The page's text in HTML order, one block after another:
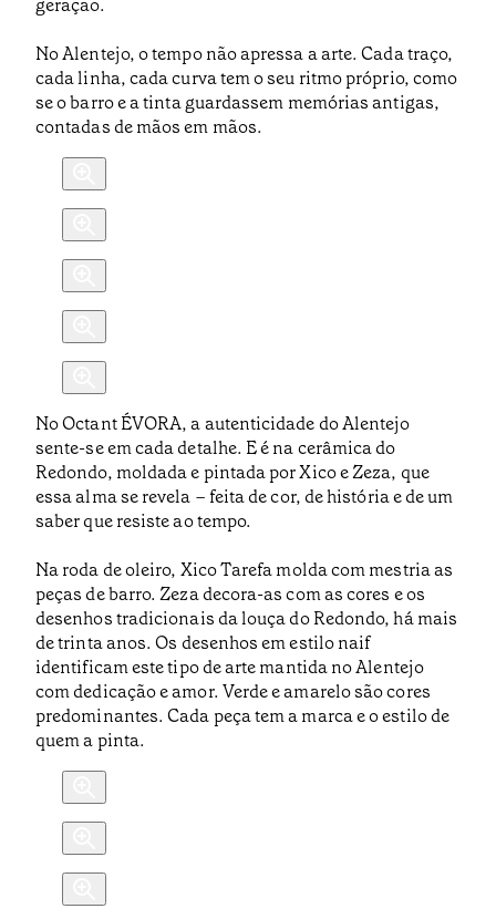
geração.
No Alentejo, o tempo não apressa a arte. Cada traço,
cada linha, cada curva tem o seu ritmo próprio, como
se o barro e a tinta guardassem memórias antigas,
contadas de mãos em mãos.
No Octant ÉVORA, a autenticidade do Alentejo
sente-se em cada detalhe. E é na cerâmica do
Redondo, moldada e pintada por Xico e Zeza, que
essa alma se revela – feita de cor, de história e de um
saber que resiste ao tempo.
Na roda de oleiro, Xico Tarefa molda com mestria as
peças de barro. Zeza decora-as com as cores e os
desenhos tradicionais da louça do Redondo, há mais
de trinta anos. Os desenhos em estilo naif
identificam este tipo de arte mantida no Alentejo
com dedicação e amor. Verde e amarelo são cores
predominantes. Cada peça tem a marca e o estilo de
quem a pinta.